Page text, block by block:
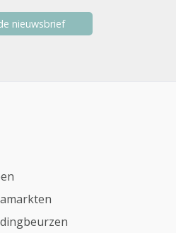
mij de nieuwsbrief